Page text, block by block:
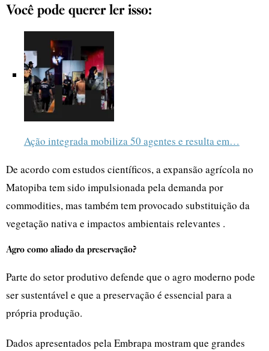
Você pode querer ler isso:
Ação integrada mobiliza 50 agentes e resulta em…
De acordo com estudos científicos, a expansão agrícola no
Matopiba tem sido impulsionada pela demanda por
commodities, mas também tem provocado substituição da
vegetação nativa e impactos ambientais relevantes .
Agro como aliado da preservação?
Parte do setor produtivo defende que o agro moderno pode
ser sustentável e que a preservação é essencial para a
própria produção.
Dados apresentados pela Embrapa mostram que grandes